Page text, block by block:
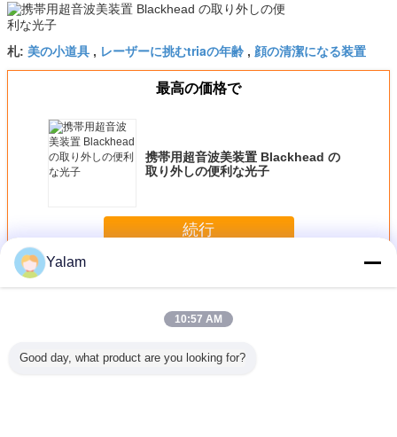
札: 美の小道具 , レーザーに挑むtriaの年齢 , 顔の清潔になる装置
最高の価格で
携帯用超音波美装置 Blackhead の
取り外しの便利な光子
続行
多く家の美装置
Yalam
10:57 AM
Good day, what product are you looking for?